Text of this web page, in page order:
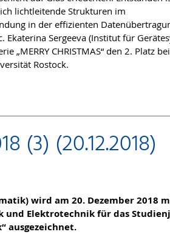
lichtleitende Strukturen im
in der effizienten
Sergeeva (Institut für
„MERRY CHRISTMAS“ den 2. Platz
Rostock.
(3) (20.12.2018)
wird am 20. Dezember 2018
und Elektrotechnik für das
ausgezeichnet.